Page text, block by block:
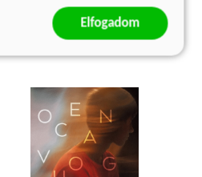
előrendelemElfogadom